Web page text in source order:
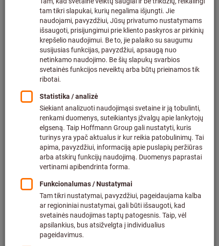
Spustelėkite, kad padidintumėte vaizdą